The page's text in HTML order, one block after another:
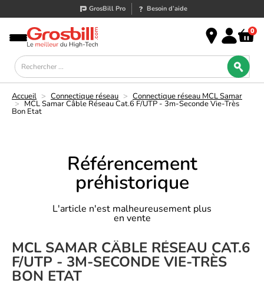
GrosBill Pro Besoin d’aide
0
Accueil > Connectique réseau > Connectique réseau MCL Samar
> MCL Samar Câble Réseau Cat.6 F/UTP - 3m-Seconde Vie-Très
Bon Etat
Référencement
préhistorique
L'article n'est malheureusement plus
en vente
MCL SAMAR CÂBLE RÉSEAU CAT.6
F/UTP - 3M-SECONDE VIE-TRÈS
BON ETAT